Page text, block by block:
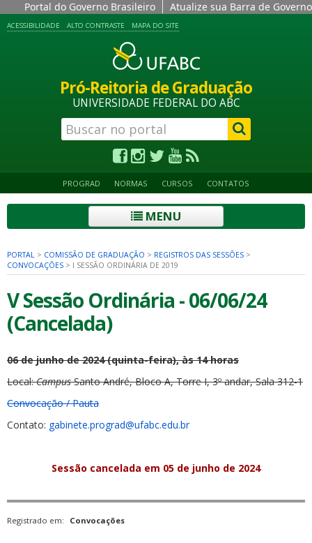
Portal do Governo Brasileiro Atualize sua Barra de Governo
ACESSIBILIDADE ALTO CONTRASTE MAPA DO SITE
Pró-Reitoria de Graduação
UNIVERSIDADE FEDERAL DO ABC
PROGRAD NORMAS CURSOS CONTATOS
MENU
PORTAL > COMISSÃO DE GRADUAÇÃO > REGISTROS DAS SESSÕES >
CONVOCAÇÕES > I SESSÃO ORDINÁRIA DE 2019
V Sessão Ordinária - 06/06/24
(Cancelada)
06 de junho de 2024 (quinta-feira), às 14 horas
Local:CampusSanto André, Bloco A, Torre I, 3º andar, Sala 312-1
Convocação / Pauta
Contato: gabinete.prograd@ufabc.edu.br
Sessão cancelada em 05 de junho de 2024
Registrado em: Convocações